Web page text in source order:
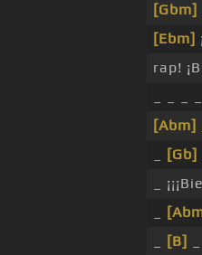
[Gbm]
[Ebm]
rap!
_ _ _
[Abm]
[Gb]
_
[B]